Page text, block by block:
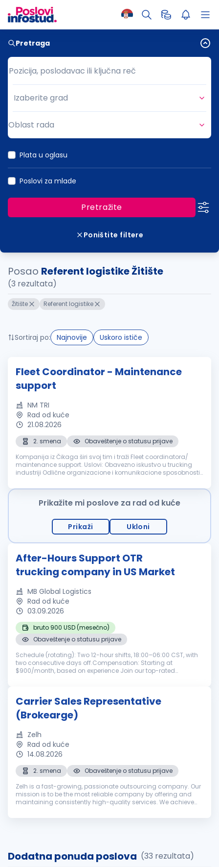
Pretraga
Pozicija, poslodavac ili ključna reč
Pozicija, poslodavac ili ključna reč
Grad
Izaberite grad
Oblast rada
Plata u oglasu
Poslovi za mlade
Pretražite
Poništite filtere
Posao Referent logistike Žitište
(3 rezultata)
Žitište Referent logistike
Sortiraj po: Najnovije Uskoro ističe
Fleet Coordinator - Maintenance
support
NM TRI
Rad od kuće
21.08.2026
2. smena
Obaveštenje o statusu prijave
Kompanija iz Čikaga širi svoj tim i traži Fleet coordinatora/
maintenance support. Uslovi: Obavezno iskustvo u trucking
industriji Odlične organizacione i komunikacione sposobnosti
Odli...
Prikažite mi poslove za rad od kuće
Prikaži Ukloni
After-Hours Support OTR
trucking company in US Market
MB Global Logistics
Rad od kuće
03.09.2026
bruto 900 USD (mesečno)
Obaveštenje o statusu prijave
Schedule (rotating): Two 12-hour shifts, 18:00–06:00 CST, with
two consecutive days off.Compensation: Starting at
$900/month, based on experience Join our top-rated
Carrier Sales Representative
(Brokearge)
Zelh
Rad od kuće
14.08.2026
2. smena
Obaveštenje o statusu prijave
Zelh is a fast-growing, passionate outsourcing company. Our
mission is to be the most reliable company by offering and
maintaining consistently high-quality services. We achieve
customers, employe...
Dodatna ponuda poslova (33 rezultata)